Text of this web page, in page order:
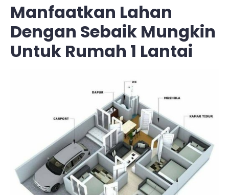
Manfaatkan Lahan
Dengan Sebaik Mungkin
Untuk Rumah 1 Lantai